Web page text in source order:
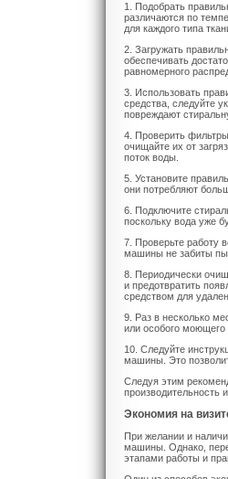
1. Подобрать
различаются по
для каждого типа
2. Загружать
обеспечивать
равномерного
3. Использовать
средства, следуйте
повреждают
4. Проверить
очищайте их от
поток воды.
5. Установите
они потребляют
6. Подключите
поскольку вода уже
7. Проверьте работу
машины не забиты
8. Периодически
и предотвратить
средством для
9. Раз в несколько
или особого моющего
10. Следуйте
машины. Это
Следуя этим
производительность
Экономия на
При желании и
машины. Однако,
этапами работы и